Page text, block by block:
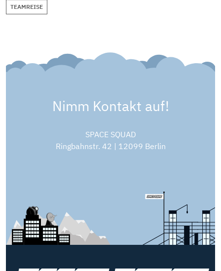
TEAMREISE
Nimm Kontakt auf!
SPACE SQUAD
Ringbahnstr. 42 | 12099 Berlin